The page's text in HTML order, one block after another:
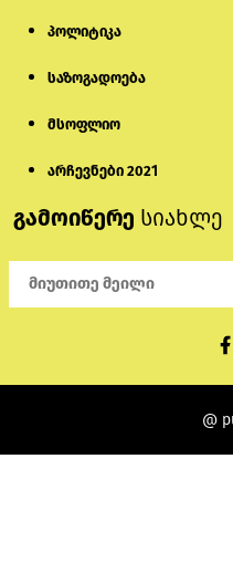
პოლიტიკა
საზოგადოება
მსოფლიო
არჩევნები 2021
გამოიწერე სიახლე
@